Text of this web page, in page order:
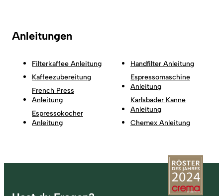
Anleitungen
Filterkaffee Anleitung
Kaffeezubereitung
French Press
Anleitung
Espressokocher
Anleitung
Handfilter Anleitung
Espressomaschine
Anleitung
Karlsbader Kanne
Anleitung
Chemex Anleitung